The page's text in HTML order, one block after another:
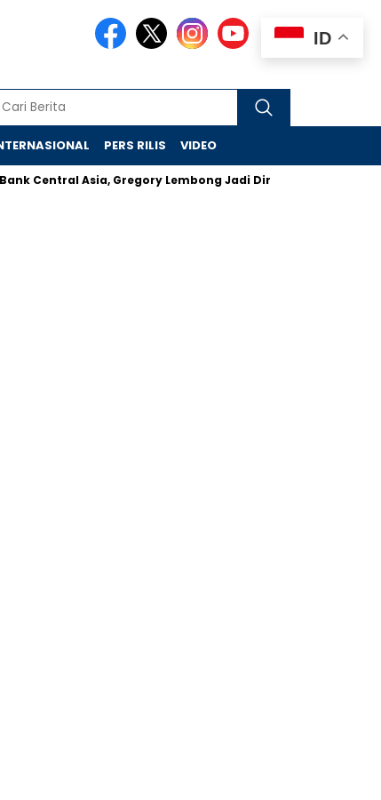
PERS RILIS VIDEO
Asia, Gregory Lembong Jadi Dirut Salah Satu Alasan
ID